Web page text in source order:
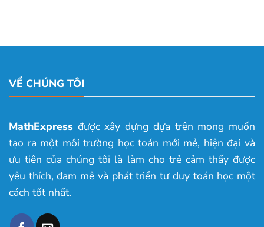
VỀ CHÚNG TÔI
MathExpress được xây dựng dựa trên mong muốn
tạo ra một môi trường học toán mới mẻ, hiện đại và
ưu tiên của chúng tôi là làm cho trẻ cảm thấy được
yêu thích, đam mê và phát triển tư duy toán học một
cách tốt nhất.